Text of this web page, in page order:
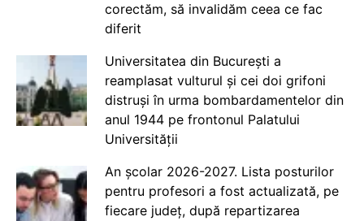
corectăm, să invalidăm ceea ce fac
diferit
Universitatea din București a
reamplasat vulturul și cei doi grifoni
distruși în urma bombardamentelor din
anul 1944 pe frontonul Palatului
Universității
An școlar 2026-2027. Lista posturilor
pentru profesori a fost actualizată, pe
fiecare județ, după repartizarea